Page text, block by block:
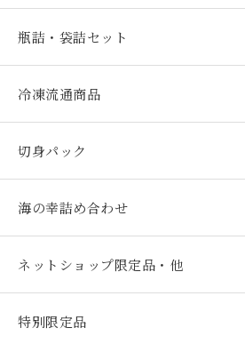
瓶詰・袋詰セット
冷凍流通商品
切身パック
海の幸詰め合わせ
ネットショップ限定品・他
特別限定品